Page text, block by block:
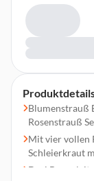
Blumenstrauß
Rosenstrauß
Mit vier vollen
Schleierkraut
Drei